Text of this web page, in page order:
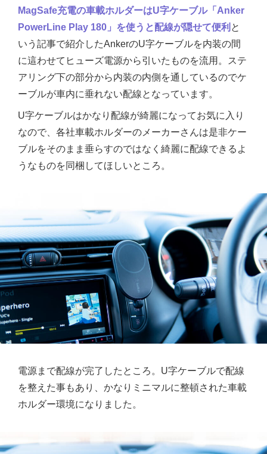
MagSafe充電の車載ホルダーはU字ケーブル「Anker
PowerLine Play 180」を使うと配線が隠せて便利 と
いう記事で紹介したAnkerのU字ケーブルを内装の間
に這わせてヒューズ電源から引いたものを流用。ステ
アリング下の部分から内装の内側を通しているのでケ
ーブルが車内に垂れない配線となっています。
U字ケーブルはかなり配線が綺麗になってお気に入り
なので、各社車載ホルダーのメーカーさんは是非ケー
ブルをそのまま垂らすのではなく綺麗に配線できるよ
うなものを同梱してほしいところ。
電源まで配線が完了したところ。U字ケーブルで配線
を整えた事もあり、かなりミニマルに整頓された車載
ホルダー環境になりました。